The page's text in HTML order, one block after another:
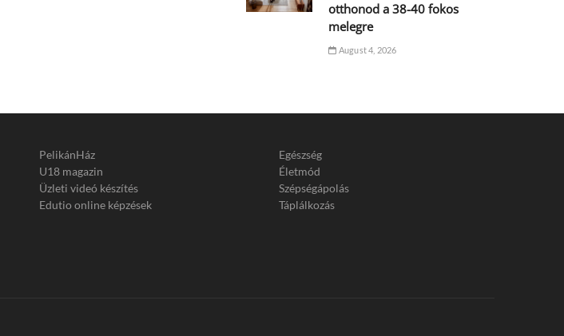
otthonod a 38-40 fokos
melegre
August 4, 2026
PelikánHáz
U18 magazin
Üzleti videó készítés
Edutio online képzések
Egészség
Életmód
Szépségápolás
Táplálkozás